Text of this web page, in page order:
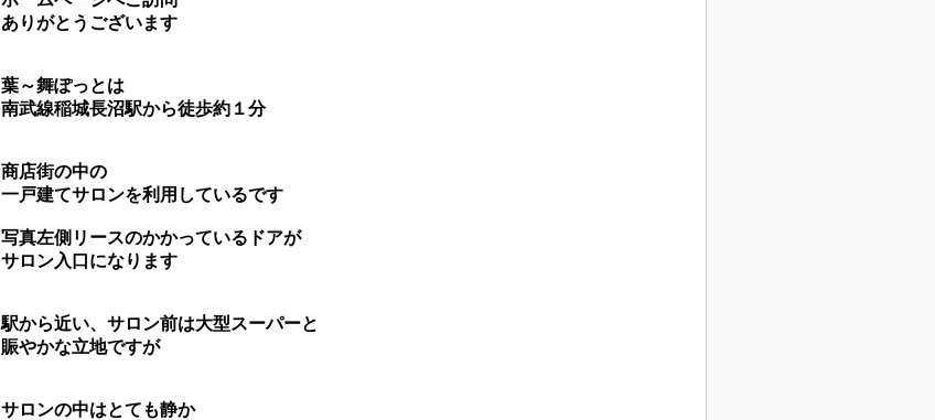
ありがとうございます
葉～舞ぽっとは
南武線稲城長沼駅から徒歩約１分
商店街の中の
一戸建てサロンを利用しているです
写真左側リースのかかっているドアが
サロン入口になります
駅から近い、サロン前は大型スーパーと
賑やかな立地ですが
サロンの中はとても静か